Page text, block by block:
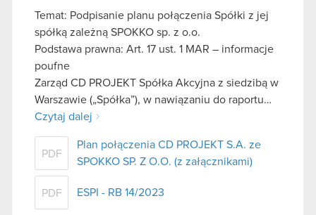
Temat: Podpisanie planu połączenia Spółki z jej
spółką zależną SPOKKO sp. z o.o.
Podstawa prawna: Art. 17 ust. 1 MAR – informacje
poufne
Zarząd CD PROJEKT Spółka Akcyjna z siedzibą w
Warszawie („Spółka”), w nawiązaniu do raportu…
Czytaj dalej
PDF
Plan połączenia CD PROJEKT S.A. ze
SPOKKO SP. Z O.O. (z załącznikami)
PDF ESPI - RB 14/2023